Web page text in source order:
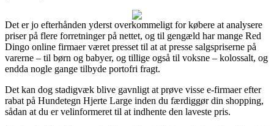
Det er jo efterhånden yderst overkommeligt for købere at analysere
priser på flere forretninger på nettet, og til gengæld har mange Red
Dingo online firmaer været presset til at at presse salgspriserne på
varerne – til børn og babyer, og tillige også til voksne – kolossalt, og
endda nogle gange tilbyde portofri fragt.
Det kan dog stadigvæk blive gavnligt at prøve visse e-firmaer efter
rabat på Hundetegn Hjerte Large inden du færdiggør din shopping,
sådan at du er velinformeret til at indhente den laveste pris.